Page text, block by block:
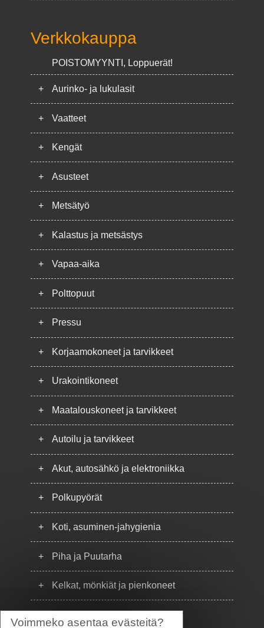
Voimmeko asentaa evästeitä?
Verkkokauppa
POISTOMYYNTI, Loppuerät!
+ Aurinko- ja lukulasit
+ Vaatteet
+ Kengät
+ Asusteet
+ Metsätyö
+ Kalastus ja metsästys
+ Vapaa-aika
+ Polttopuut
+ Pressu
+ Korjaamokoneet ja tarvikkeet
+ Urakointikoneet
+ Maatalouskoneet ja tarvikkeet
+ Autoilu ja tarvikkeet
+ Akut, autosähkö ja elektroniikka
+ Polkupyörät
+ Koti, asuminen-jahygienia
+ Piha ja Puutarha
+ Kelkat, mönkiät ja pienkoneet